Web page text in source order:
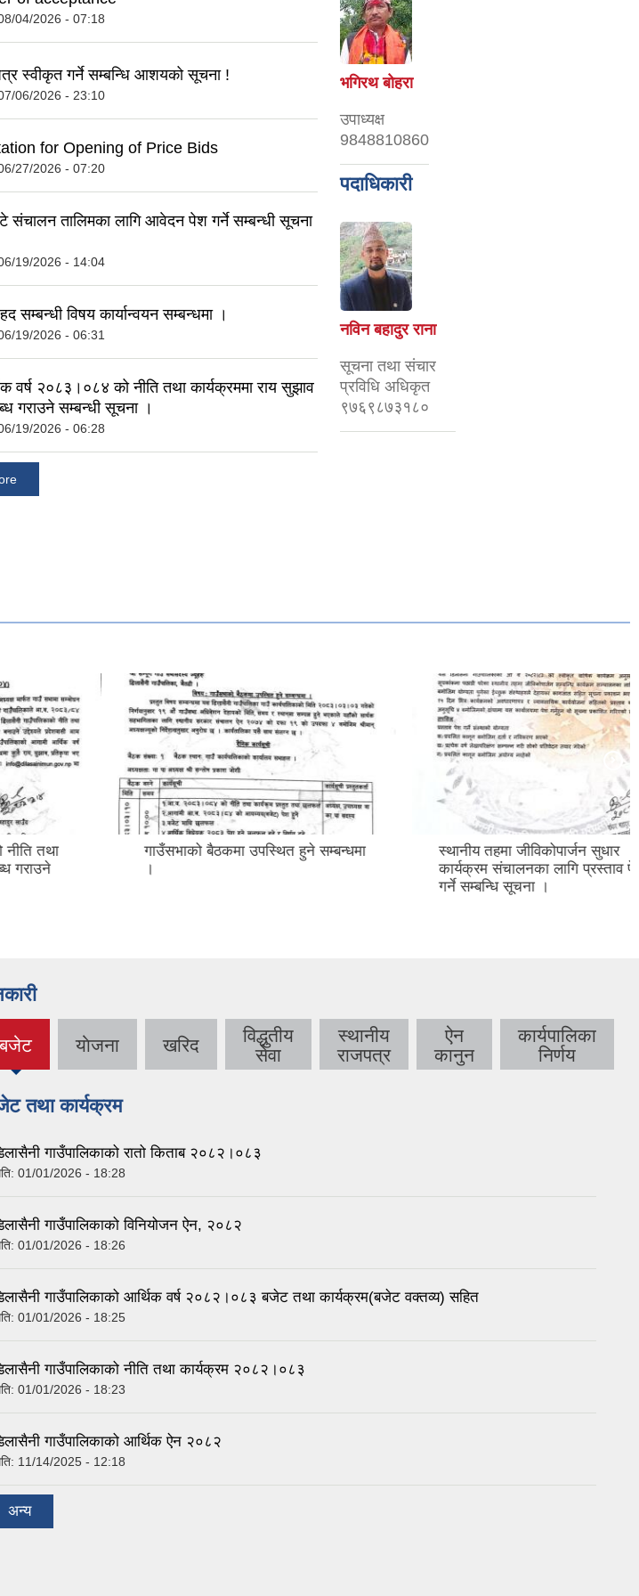
04/2026 - 07:18
स्वीकृत गर्ने सम्बन्धि आशयको सूचना !
06/2026 - 23:10
for Opening of Price Bids
27/2026 - 07:20
संचालन तालिमका लागि आवेदन पेश गर्ने सम्बन्धी सूचना
19/2026 - 14:04
सम्बन्धी विषय कार्यान्वयन सम्बन्धमा ।
19/2026 - 06:31
वर्ष २०८३।०८४ को नीति तथा कार्यक्रममा राय सुझाव
गराउने सम्बन्धी सूचना ।
19/2026 - 06:28
सन्तोष प्रकाश जोशी
अध्यक्ष
९८५८७३६९९३
भगिरथ बोहरा
उपाध्यक्ष
9848810860
पदाधिकारी
शंकर बहादुर साउद
प्रमुख प्रशासकीय
अधिकृत
9848898172
नविन बहादुर राना
सूचना तथा संचार
प्रविधि अधिकृत
९७६९८७३१८०
गाउँसभाको बैठकमा उपस्थित हुने सम्बन्धमा
स्थानीय तहमा जीविकोपार्जन सुधार
कार्यक्रम संचालनका लागि प्रस्ताव पेश
गर्ने सम्बन्धि सूचना ।
बजेट
(active
tab)
याेजना खरिद
विद्धुतीय
सेवा
स्थानीय
राजपत्र
ऐन
कानुन
कार्यपालिका
निर्णय
तथा कार्यक्रम
गाउँपालिकाको रातो किताब २०८२।०८३
01/01/2026 - 18:28
गाउँपालिकाको विनियोजन ऐन, २०८२
01/01/2026 - 18:26
गाउँपालिकाको आर्थिक वर्ष २०८२।०८३ बजेट तथा कार्यक्रम(बजेट वक्तव्य) सहित
01/01/2026 - 18:25
गाउँपालिकाको नीति तथा कार्यक्रम २०८२।०८३
01/01/2026 - 18:23
गाउँपालिकाको आर्थिक ऐन २०८२
11/14/2025 - 12:18
अन्य